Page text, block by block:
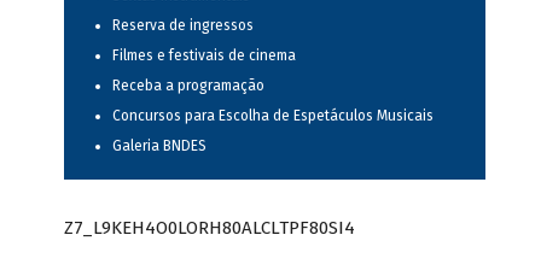
Reserva de ingressos
Filmes e festivais de cinema
Receba a programação
Concursos para Escolha de Espetáculos Musicais
Galeria BNDES
Z7_L9KEH4O0LORH80ALCLTPF80SI4